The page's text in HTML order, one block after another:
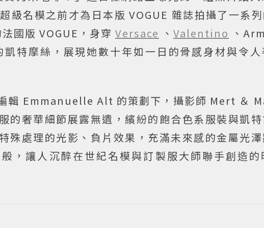
級名模之前才為日本版 VOGUE 雜誌拍攝了一系
國版 VOGUE，身穿 Versace 、 Valentino 、
凱特摩絲，展現她數十年如一日的骨感身材與令
輯 Emmanuelle Alt 的策劃下，攝影師 Mert ＆
的奢華細節展露無遺，繽紛的飽合色系服裝與凱
殊處理的光影、負片效果，充滿未來感的金屬光
，讓人沉醉在世紀名模與訂製服大師聯手創造的